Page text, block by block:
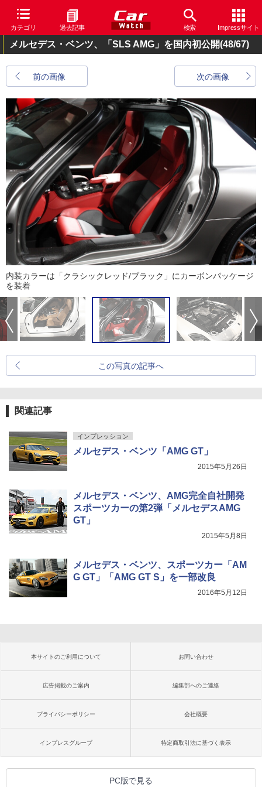
カテゴリ 過去記事 検索 Impressサイト
メルセデス・ベンツ、「SLS AMG」を国内初公開(48/67)
前の画像 次の画像
内装カラーは「クラシックレッド/ブラック」にカーボンパッケージ
を装着
この写真の記事へ
関連記事
インプレッション
メルセデス・ベンツ「AMG GT」
2015年5月26日
メルセデス・ベンツ、AMG完全自社開発
スポーツカーの第2弾「メルセデスAMG
GT」
2015年5月8日
メルセデス・ベンツ、スポーツカー「AM
G GT」「AMG GT S」を一部改良
2016年5月12日
本サイトのご利用について お問い合わせ
広告掲載のご案内 編集部へのご連絡
プライバシーポリシー 会社概要
インプレスグループ 特定商取引法に基づく表示
PC版で見る